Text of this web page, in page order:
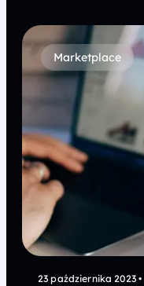
Marketplace
23 października 2023 •